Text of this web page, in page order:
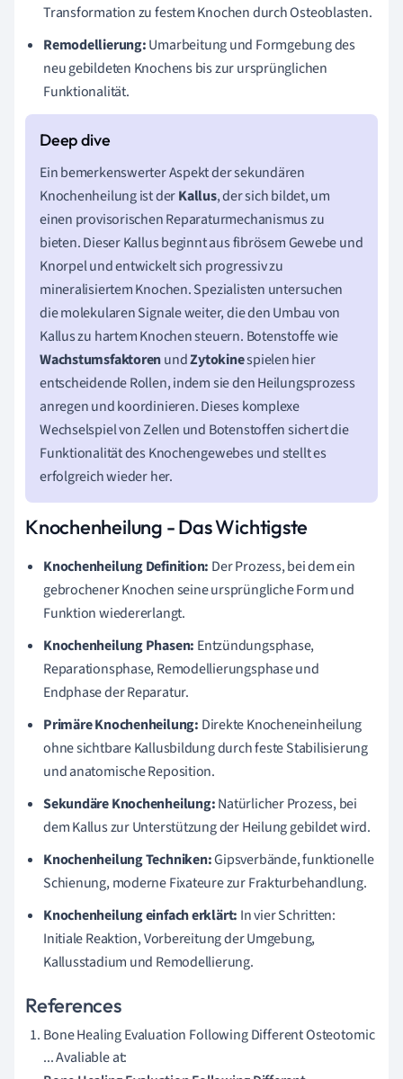
Transformation zu festem Knochen durch Osteoblasten.
Remodellierung:Umarbeitung und Formgebung des
neu gebildeten Knochens bis zur ursprünglichen
Funktionalität.
Ein bemerkenswerter Aspekt der sekundären
Knochenheilung ist derKallus, der sich bildet, um
einen provisorischen Reparaturmechanismus zu
bieten. Dieser Kallus beginnt aus fibrösem Gewebe und
Knorpel und entwickelt sich progressiv zu
mineralisiertem Knochen. Spezialisten untersuchen
die molekularen Signale weiter, die den Umbau von
Kallus zu hartem Knochen steuern. Botenstoffe wie
WachstumsfaktorenundZytokinespielen hier
entscheidende Rollen, indem sie den Heilungsprozess
anregen und koordinieren. Dieses komplexe
Wechselspiel von Zellen und Botenstoffen sichert die
Funktionalität des Knochengewebes und stellt es
erfolgreich wieder her.
Knochenheilung - Das Wichtigste
Knochenheilung Definition: Der Prozess, bei dem ein
gebrochener Knochen seine ursprüngliche Form und
Funktion wiedererlangt.
Knochenheilung Phasen: Entzündungsphase,
Reparationsphase, Remodellierungsphase und
Endphase der Reparatur.
Primäre Knochenheilung: Direkte Knocheneinheilung
ohne sichtbare Kallusbildung durch feste Stabilisierung
und anatomische Reposition.
Sekundäre Knochenheilung:Natürlicher Prozess, bei
dem Kallus zur Unterstützung der Heilung gebildet wird.
Knochenheilung Techniken:Gipsverbände, funktionelle
Schienung, moderne Fixateure zur Frakturbehandlung.
Knochenheilung einfach erklärt: In vier Schritten:
Initiale Reaktion, Vorbereitung der Umgebung,
Kallusstadium und Remodellierung.
References
Bone Healing Evaluation Following Different Osteotomic
... Avaliable at: